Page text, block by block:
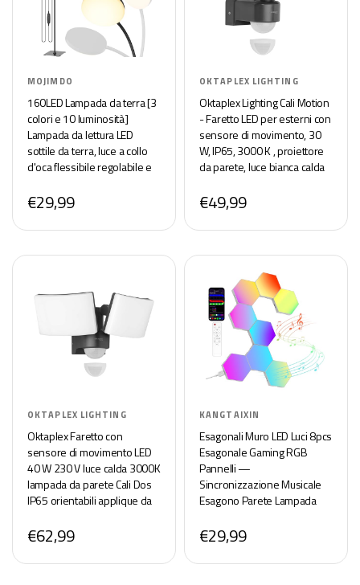
MOJIMDO
160LED Lampada da terra [3
colori e 10 luminosità]
Lampada da lettura LED
sottile da terra, luce a collo
d'oca flessibile regolabile e
letto per bambini, ufficio
€29,99
OKTAPLEX LIGHTING
Oktaplex Lighting Cali Motion
- Faretto LED per esterni con
sensore di movimento, 30
W, IP65, 3000 K , proiettore
da parete, luce bianca calda
antracite
€49,99
OKTAPLEX LIGHTING
Oktaplex Faretto con
sensore di movimento LED
40 W 230 V luce calda 3000K
lampada da parete Cali Dos
IP65 orientabili applique da
3200 lumen
€62,99
KANGTAIXIN
Esagonali Muro LED Luci 8pcs
Esagonale Gaming RGB
Pannelli —
Sincronizzazione Musicale
Esagono Parete Lampada
Wall Luce
€29,99